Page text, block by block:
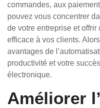
commandes, aux
pouvez vous concentrer
de votre entreprise et offrir
efficace à vos clients.
avantages de
productivité et votre
électronique.
Améliorer